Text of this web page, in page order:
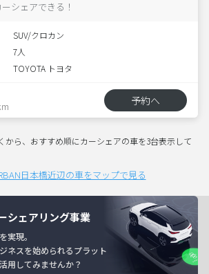
シェアできる！
SUV/クロカン
7人
TOYOTA トヨタ
予約へ
から、おすすめ順にカーシェアの車を3台表示して
日本橋近辺の車をマップで見る
シェアリング事業
実現。
ネスを始められるプラット
用してみませんか？